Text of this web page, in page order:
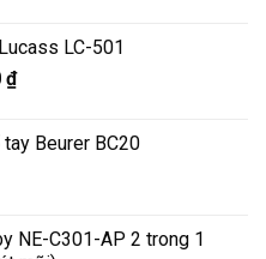
LC-501
₫Giá
là: Beurer BC20
NE-C301-AP 2 trong 1